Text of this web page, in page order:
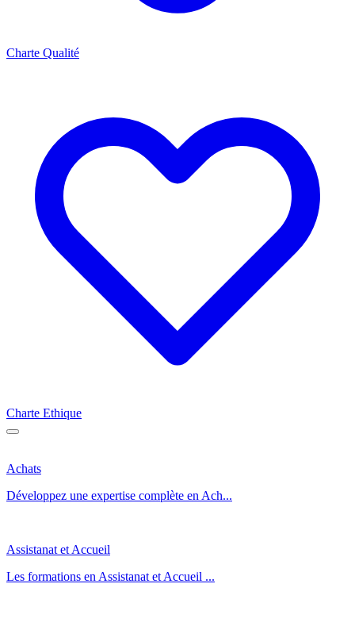
Charte Qualité
Charte Ethique
Achats
Développez une expertise complète en Ach...
Assistanat et Accueil
Les formations en Assistanat et Accueil ...